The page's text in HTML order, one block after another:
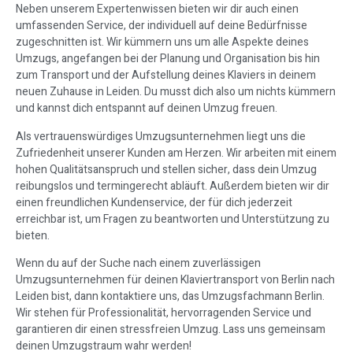
Neben unserem Expertenwissen bieten wir dir auch einen
umfassenden Service, der individuell auf deine Bedürfnisse
zugeschnitten ist. Wir kümmern uns um alle Aspekte deines
Umzugs, angefangen bei der Planung und Organisation bis hin
zum Transport und der Aufstellung deines Klaviers in deinem
neuen Zuhause in Leiden. Du musst dich also um nichts kümmern
und kannst dich entspannt auf deinen Umzug freuen.
Als vertrauenswürdiges Umzugsunternehmen liegt uns die
Zufriedenheit unserer Kunden am Herzen. Wir arbeiten mit einem
hohen Qualitätsanspruch und stellen sicher, dass dein Umzug
reibungslos und termingerecht abläuft. Außerdem bieten wir dir
einen freundlichen Kundenservice, der für dich jederzeit
erreichbar ist, um Fragen zu beantworten und Unterstützung zu
bieten.
Wenn du auf der Suche nach einem zuverlässigen
Umzugsunternehmen für deinen Klaviertransport von Berlin nach
Leiden bist, dann kontaktiere uns, das Umzugsfachmann Berlin.
Wir stehen für Professionalität, hervorragenden Service und
garantieren dir einen stressfreien Umzug. Lass uns gemeinsam
deinen Umzugstraum wahr werden!